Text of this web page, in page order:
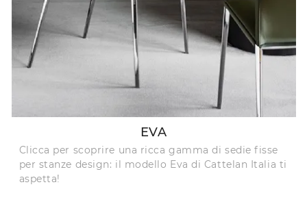
EVA
Clicca per scoprire una ricca gamma di sedie fisse
per stanze design: il modello Eva di Cattelan Italia ti
aspetta!